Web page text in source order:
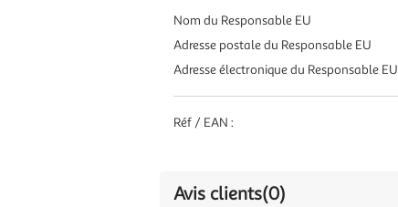
Nom du Responsable EU
Adresse postale du Responsable EU
Adresse électronique du Responsable EU
Réf / EAN :
Avis clients(0)